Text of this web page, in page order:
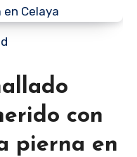
con
pierna en